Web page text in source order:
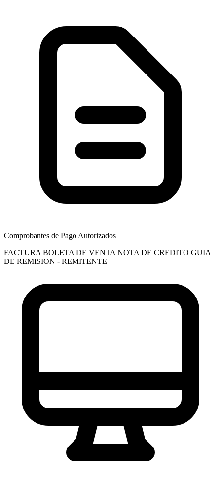
Comprobantes de Pago Autorizados
FACTURA BOLETA DE VENTA NOTA DE CREDITO GUIA
DE REMISION - REMITENTE